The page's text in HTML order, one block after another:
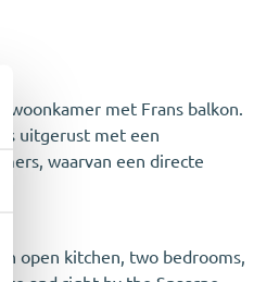
met Frans balkon.
is uitgerust met een
waarvan een directe
open kitchen, two bedrooms,